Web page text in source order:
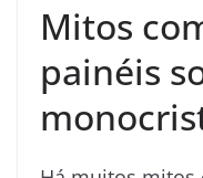
Mitos
painéis